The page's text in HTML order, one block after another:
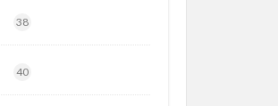
38
40